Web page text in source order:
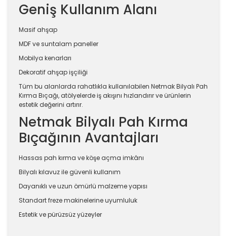
Geniş Kullanım Alanı
Masif ahşap
MDF ve suntalam paneller
Mobilya kenarları
Dekoratif ahşap işçiliği
Tüm bu alanlarda rahatlıkla kullanılabilen Netmak Bilyalı Pah
Kırma Bıçağı, atölyelerde iş akışını hızlandırır ve ürünlerin
estetik değerini artırır.
Netmak Bilyalı Pah Kırma
Bıçağının Avantajları
Hassas pah kırma ve köşe açma imkânı
Bilyalı kılavuz ile güvenli kullanım
Dayanıklı ve uzun ömürlü malzeme yapısı
Standart freze makinelerine uyumluluk
Estetik ve pürüzsüz yüzeyler